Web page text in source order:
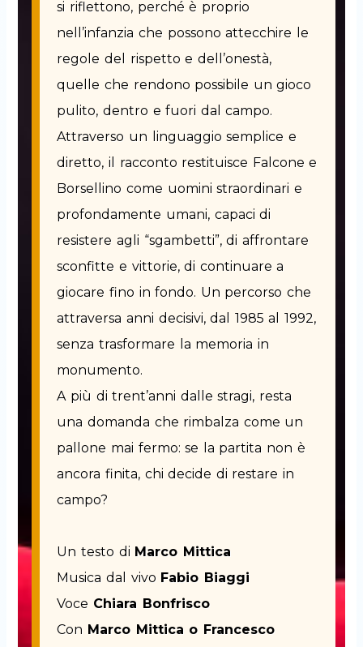
si riflettono, perché è proprio
nell’infanzia che possono attecchire le
regole del rispetto e dell’onestà,
quelle che rendono possibile un gioco
pulito, dentro e fuori dal campo.
Attraverso un linguaggio semplice e
diretto, il racconto restituisce Falcone e
Borsellino come uomini straordinari e
profondamente umani, capaci di
resistere agli “sgambetti”, di affrontare
sconfitte e vittorie, di continuare a
giocare fino in fondo. Un percorso che
attraversa anni decisivi, dal 1985 al 1992,
senza trasformare la memoria in
monumento.
A più di trent’anni dalle stragi, resta
una domanda che rimbalza come un
pallone mai fermo: se la partita non è
ancora finita, chi decide di restare in
campo?
Un testo di Marco Mittica
Musica dal vivo Fabio Biaggi
Voce Chiara Bonfrisco
Con Marco Mittica o Francesco